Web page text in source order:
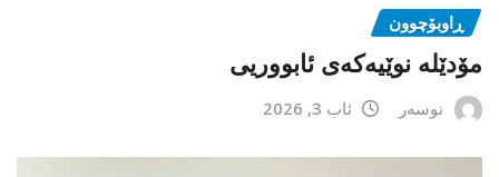
ڕاوبۆچوون
مۆدێلە نوێیەکەى ئابووریی
نوسەر ئاب 3, 2026